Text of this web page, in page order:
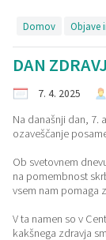
Domov Objave
DAN
7. 4. 2025
Na današnji dan, 7.
ozaveščanje
Ob svetovnem
na pomembnost
vsem nam pomaga
V ta namen so v
kakšnega zdravja
Imenik zaposlenih
Občinski simboli
Vizitka občine
Občinski predpisi
Predpisi v pripravi
Varstvo osebnih
Podžupan
OBČINSKI SVET
Komisije in odbori
Nadzorni odbor
Vaški odbori
VARNOSTNI SOSVET
Seje občinskega
Dogodki
Zapore cest
Razpisi, namere,
Občinski časopis -
Občinski predpisi
Proračun občine
Predlogi in prijave
E-rezervacije
Znamenitosti
Turistično društvo
Turistični ponudniki
Muzej
Rotunda Sv.
Gostinstvo in
Piknik prostor
Splavarjenje
Društva
Javni zavodi
Gospodarski subjekti